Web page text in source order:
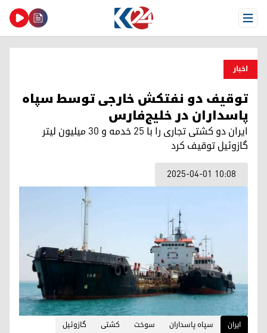
Open Menu
اخبار
توقیف دو نفتکش خارجی توسط سپاه
پاسداران در خلیج‌فارس
ایران دو کشتی تجاری را با ۲۵ خدمه و ۳۰ میلیون لیتر
گازوئیل توقیف کرد
2025-04-01 10:08
ایران سپاه پاسداران سوخت کشتی گازوئیل